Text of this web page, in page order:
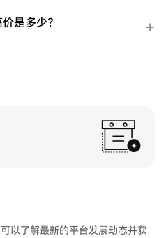
是多少？
以了解最新的平台发展动态并获